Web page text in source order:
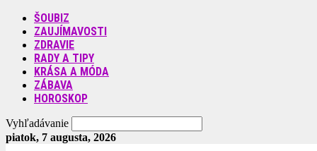
ŠOUBIZ
ZAUJÍMAVOSTI
ZDRAVIE
RADY A TIPY
KRÁSA A MÓDA
ZÁBAVA
HOROSKOP
Vyhľadávanie
piatok, 7 augusta, 2026